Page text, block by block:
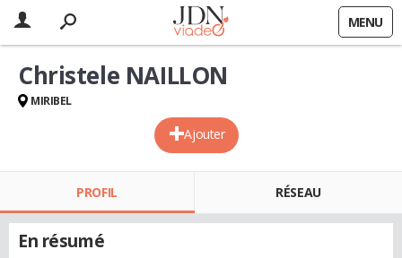
MENU
Ajouter
Christele NAILLON
MIRIBEL
PROFIL RÉSEAU
En résumé